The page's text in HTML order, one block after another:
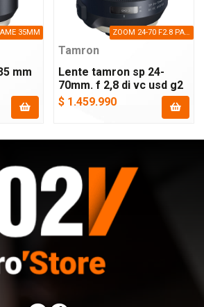
35MM
mm
ZOOM 24-70 F2.8 PARA FULL FRAME
Tamron
Lente tamron sp 24-
70mm. f 2,8 di vc usd g2
$ 1.459.990